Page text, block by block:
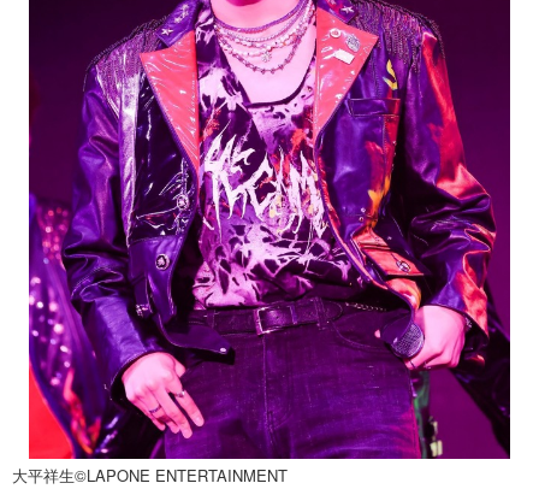
大平祥⽣©LAPONE ENTERTAINMENT